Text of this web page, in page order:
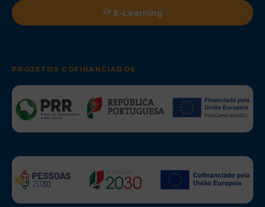
E-Learning
PROJETOS COFINANCIADOS